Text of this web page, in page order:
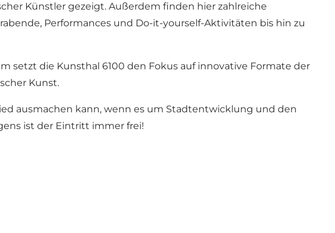
Künstler gezeigt. Außerdem finden hier zahlreiche
Performances und Do-it-yourself-Aktivitäten bis hin zu
setzt die Kunsthal 6100 den Fokus auf innovative Formate der
Kunst.
ausmachen kann, wenn es um Stadtentwicklung und den
ist der Eintritt immer frei!